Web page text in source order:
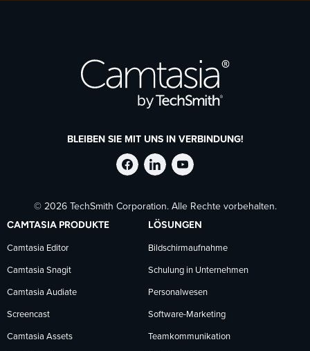
BLEIBEN SIE MIT UNS IN VERBINDUNG!
TechSmith
auf
Facebook
folgen
TechSmith
auf
LinkedIn
folgen
TechSmith
auf
YouTube
© 2026 TechSmith Corporation. Alle Rechte vorbehalten.
CAMTASIA PRODUKTE
Camtasia Editor
Camtasia Snagit
Camtasia Audiate
Screencast
Camtasia Assets
LÖSUNGEN
Bildschirmaufnahme
Schulung in Unternehmen
Personalwesen
Software-Marketing
Teamkommunikation